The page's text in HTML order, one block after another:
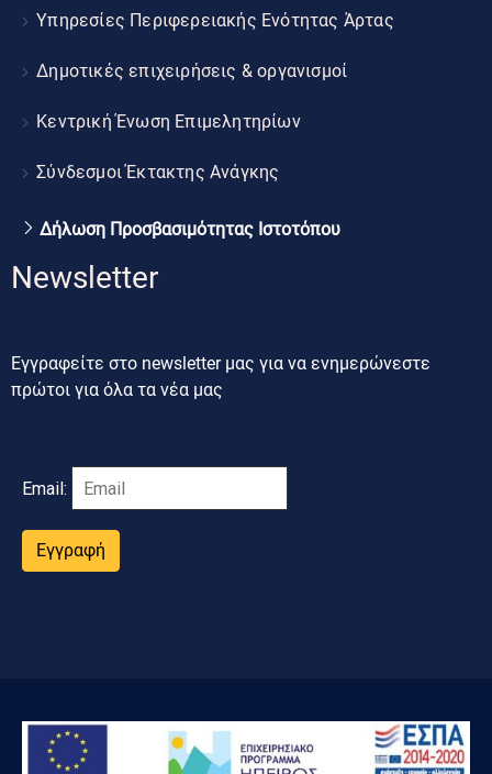
Υπηρεσίες Περιφερειακής Ενότητας Άρτας
Δημοτικές επιχειρήσεις & οργανισμοί
Κεντρική Ένωση Επιμελητηρίων
Σύνδεσμοι Έκτακτης Ανάγκης
Δήλωση Προσβασιμότητας Ιστοτόπου
Newsletter
Εγγραφείτε στο newsletter μας για να ενημερώνεστε
πρώτοι για όλα τα νέα μας
Email:
Εγγραφή